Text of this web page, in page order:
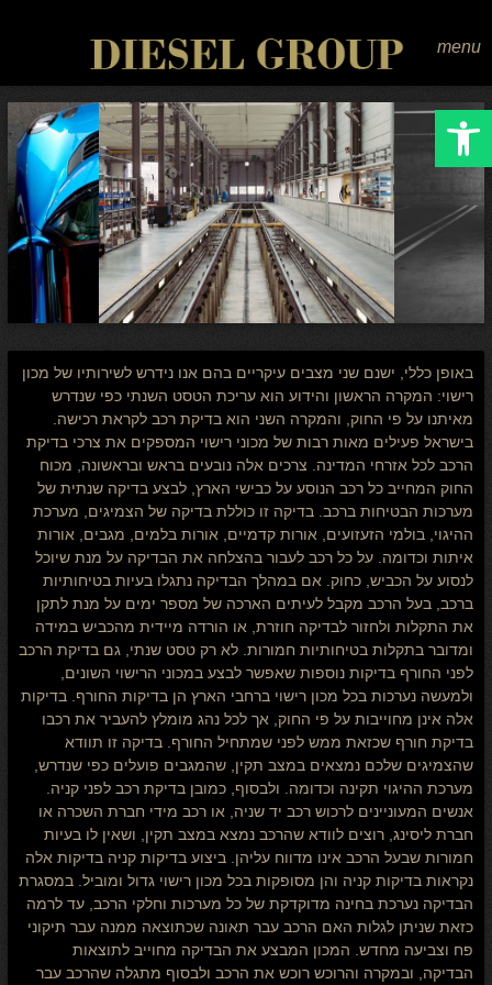
Open toolbar
menu
באופן כללי, ישנם שני מצבים עיקריים בהם אנו נידרש לשירותיו של מכון
רישוי: המקרה הראשון והידוע הוא עריכת הטסט השנתי כפי שנדרש
מאיתנו על פי החוק, והמקרה השני הוא בדיקת רכב לקראת רכישה.
בישראל פעילים מאות רבות של מכוני רישוי המספקים את צרכי בדיקת
הרכב לכל אזרחי המדינה. צרכים אלה נובעים בראש ובראשונה, מכוח
החוק המחייב כל רכב הנוסע על כבישי הארץ, לבצע בדיקה שנתית של
מערכות הבטיחות ברכב. בדיקה זו כוללת בדיקה של הצמיגים, מערכת
ההיגוי, בולמי הזעזועים, אורות קדמיים, אורות בלמים, מגבים, אורות
איתות וכדומה. על כל רכב לעבור בהצלחה את הבדיקה על מנת שיוכל
לנסוע על הכביש, כחוק. אם במהלך הבדיקה נתגלו בעיות בטיחותיות
ברכב, בעל הרכב מקבל לעיתים הארכה של מספר ימים על מנת לתקן
את התקלות ולחזור לבדיקה חוזרת, או הורדה מיידית מהכביש במידה
ומדובר בתקלות בטיחותיות חמורות. לא רק טסט שנתי, גם בדיקת הרכב
לפני החורף בדיקות נוספות שאפשר לבצע במכוני הרישוי השונים,
ולמעשה נערכות בכל מכון רישוי ברחבי הארץ הן בדיקות החורף. בדיקות
אלה אינן מחוייבות על פי החוק, אך לכל נהג מומלץ להעביר את רכבו
בדיקת חורף שכזאת ממש לפני שמתחיל החורף. בדיקה זו תוודא
שהצמיגים שלכם נמצאים במצב תקין, שהמגבים פועלים כפי שנדרש,
מערכת ההיגוי תקינה וכדומה. ולבסוף, כמובן בדיקת רכב לפני קניה.
אנשים המעוניינים לרכוש רכב יד שניה, או רכב מידי חברת השכרה או
חברת ליסינג, רוצים לוודא שהרכב נמצא במצב תקין, ושאין לו בעיות
חמורות שבעל הרכב אינו מדווח עליהן. ביצוע בדיקות קניה בדיקות אלה
נקראות בדיקות קניה והן מסופקות בכל מכון רישוי גדול ומוביל. במסגרת
הבדיקה נערכת בחינה מדוקדקת של כל מערכות וחלקי הרכב, עד לרמה
כזאת שניתן לגלות האם הרכב עבר תאונה שכתוצאה ממנה עבר תיקוני
פח וצביעה מחדש. המכון המבצע את הבדיקה מחוייב לתוצאות
הבדיקה, ובמקרה והרוכש רוכש את הרכב ולבסוף מתגלה שהרכב עבר